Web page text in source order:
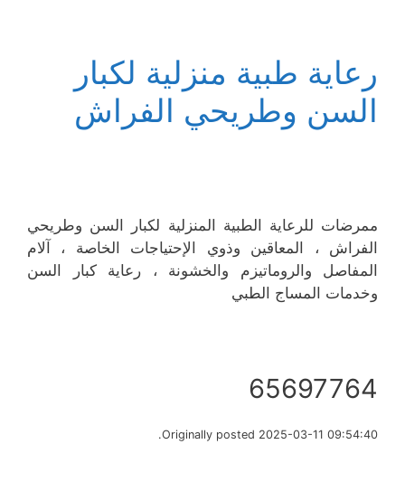
رعاية طبية منزلية لكبار
السن وطريحي الفراش
ممرضات للرعاية الطبية المنزلية لكبار السن وطريحي
الفراش ، المعاقين وذوي الإحتياجات الخاصة ، آلام
المفاصل والروماتيزم والخشونة ، رعاية كبار السن
وخدمات المساج الطبي
65697764
Originally posted 2025-03-11 09:54:40.